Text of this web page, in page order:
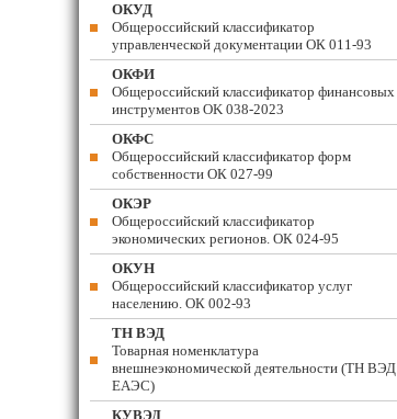
ОКУД
Общероссийский классификатор
управленческой документации ОК 011-93
ОКФИ
Общероссийский классификатор финансовых
инструментов OK 038-2023
ОКФС
Общероссийский классификатор форм
собственности ОК 027-99
ОКЭР
Общероссийский классификатор
экономических регионов. ОК 024-95
ОКУН
Общероссийский классификатор услуг
населению. ОК 002-93
ТН ВЭД
Товарная номенклатура
внешнеэкономической деятельности (ТН ВЭД
ЕАЭС)
КУВЭД